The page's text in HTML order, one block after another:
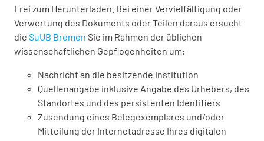
Frei zum Herunterladen. Bei einer Vervielfältigung oder
Verwertung des Dokuments oder Teilen daraus ersucht
die SuUB Bremen Sie im Rahmen der üblichen
wissenschaftlichen Gepflogenheiten um:
Nachricht an die besitzende Institution
Quellenangabe inklusive Angabe des Urhebers, des
Standortes und des persistenten Identifiers
Zusendung eines Belegexemplares und/oder
Mitteilung der Internetadresse Ihres digitalen